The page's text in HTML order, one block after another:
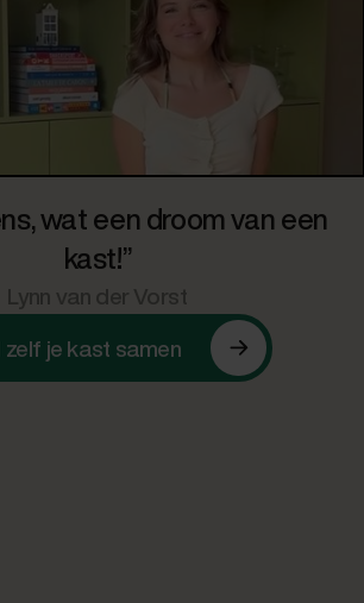
wat een droom van een
kast!”
Lynn van der Vorst
zelf je kast samen